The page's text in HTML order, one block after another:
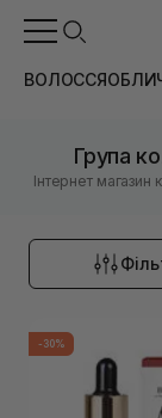
ВОЛОССЯ
Група
Інтернет магазин
-30%